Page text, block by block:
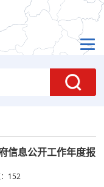
信息公开工作年度报
152